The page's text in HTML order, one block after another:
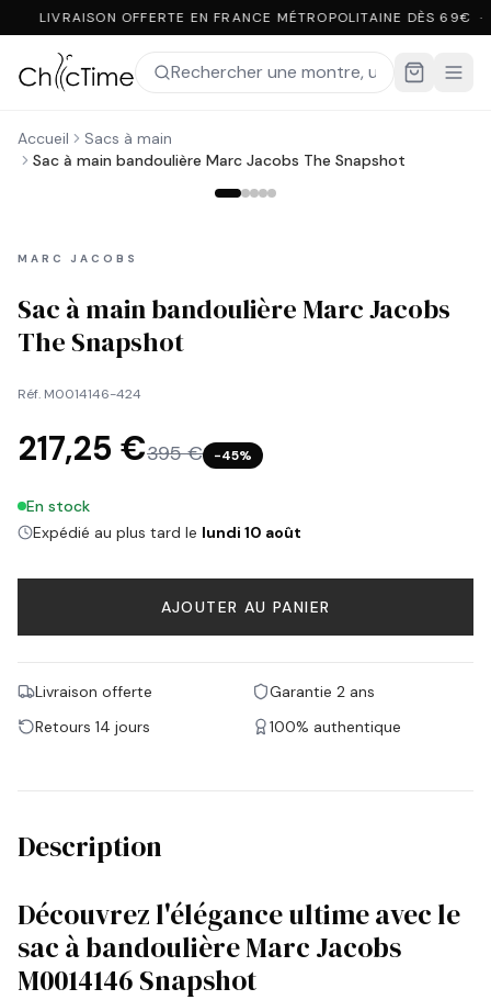
LIVRAISON OFFERTE EN FRANCE MÉTROPOLITAINE DÈS 69€
Accueil
Sacs à main
Sac à main bandoulière Marc Jacobs The Snapshot
MARC JACOBS
Sac à main bandoulière Marc Jacobs
The Snapshot
Réf. M0014146-424
217,25 €395 € −45%
En stock
Expédié au plus tard le lundi 10 août
AJOUTER AU PANIER
Livraison offerte
Garantie 2 ans
Retours 14 jours
100% authentique
Description
Découvrez l'élégance ultime avec le
sac à bandoulière Marc Jacobs
M0014146 Snapshot